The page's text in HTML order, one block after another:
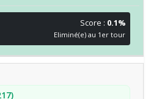
Score : 0.1%
Eliminé(e) au 1er tour